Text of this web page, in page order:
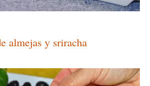
almejas y sriracha